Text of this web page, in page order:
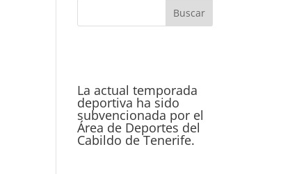
La actual temporada
deportiva ha sido
subvencionada por el
Área de Deportes del
Cabildo de Tenerife.